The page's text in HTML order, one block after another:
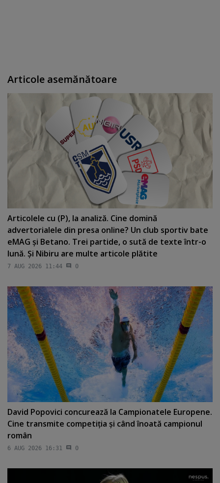
Articole asemănătoare
Articolele cu (P), la analiză. Cine domină
advertorialele din presa online? Un club sportiv bate
eMAG şi Betano. Trei partide, o sută de texte într-o
lună. Şi Nibiru are multe articole plătite
7 AUG 2026 11:44 0
David Popovici concurează la Campionatele Europene.
Cine transmite competiţia şi când înoată campionul
român
6 AUG 2026 16:31 0